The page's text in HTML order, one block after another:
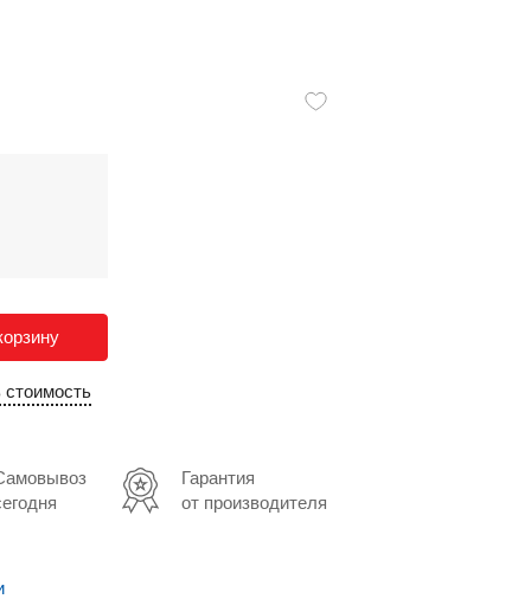
стоимость
Гарантия
от производителя